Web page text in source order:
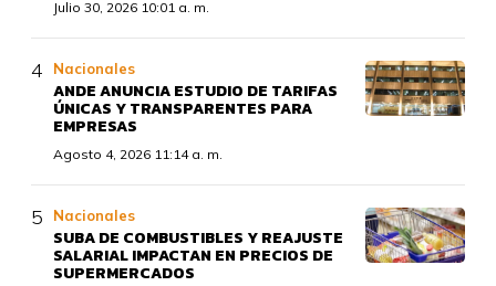
Julio 30, 2026 10:01 a. m.
Nacionales
ANDE ANUNCIA ESTUDIO DE TARIFAS
ÚNICAS Y TRANSPARENTES PARA
EMPRESAS
Agosto 4, 2026 11:14 a. m.
Nacionales
SUBA DE COMBUSTIBLES Y REAJUSTE
SALARIAL IMPACTAN EN PRECIOS DE
SUPERMERCADOS